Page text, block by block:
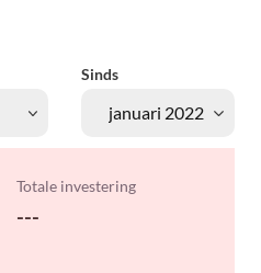
Sinds
Totale investering
---